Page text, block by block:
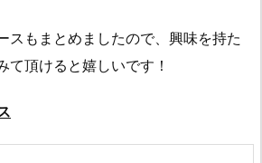
スもまとめましたので、興味を持た
て頂けると嬉しいです！